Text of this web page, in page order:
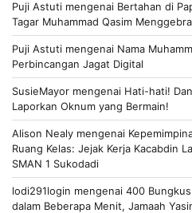
Puji Astuti mengenai Bertahan di
Tagar Muhammad Qasim
Puji Astuti mengenai Nama
Perbincangan Jagat Digital
SusieMayor mengenai Hati-hati!
Laporkan Oknum yang Bermain!
Alison Nealy mengenai
Ruang Kelas: Jejak Kerja Kacabdin
SMAN 1 Sukodadi
lodi291login mengenai 400
dalam Beberapa Menit, Jamaah